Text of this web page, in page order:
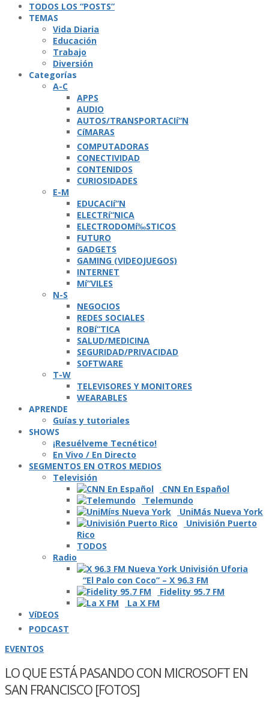
TODOS LOS “POSTS”
TEMAS
Vida Diaria
Educación
Trabajo
Diversión
Categorí­as
A-C
APPS
AUDIO
AUTOS/TRANSPORTACIí“N
CíMARAS
COMPUTADORAS
CONECTIVIDAD
CONTENIDOS
CURIOSIDADES
E-M
EDUCACIí“N
ELECTRí“NICA
ELECTRODOMí‰STICOS
FUTURO
GADGETS
GAMING (VIDEOJUEGOS)
INTERNET
Mí“VILES
N-S
NEGOCIOS
REDES SOCIALES
ROBí“TICA
SALUD/MEDICINA
SEGURIDAD/PRIVACIDAD
SOFTWARE
T-W
TELEVISORES Y MONITORES
WEARABLES
APRENDE
Guí­as y tutoriales
SHOWS
¡Resuélveme Tecnético!
En Vivo / En Directo
SEGMENTOS EN OTROS MEDIOS
Televisión
CNN En Español
Telemundo
UniMás Nueva York
Univisión Puerto
Rico
TODOS
Radio
“El Palo con Coco” – X 96.3 FM
Fidelity 95.7 FM
La X FM
VíDEOS
PODCAST
EVENTOS
LO QUE ESTÁ PASANDO CON MICROSOFT EN
SAN FRANCISCO [FOTOS]